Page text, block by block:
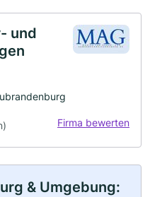
und
Firma bewerten
& Umgebung: